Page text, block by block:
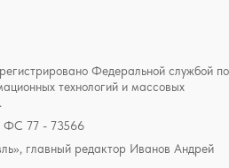
Федеральной службой по
технологий и массовых
ФС 77 - 73566
главный редактор Иванов Андрей